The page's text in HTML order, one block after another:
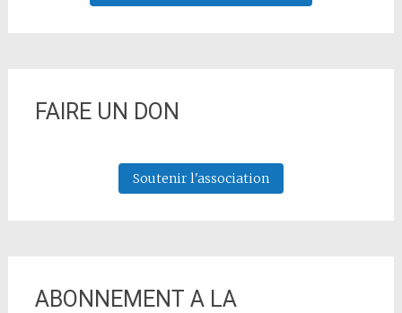
FAIRE UN DON
Soutenir l'association
ABONNEMENT A LA